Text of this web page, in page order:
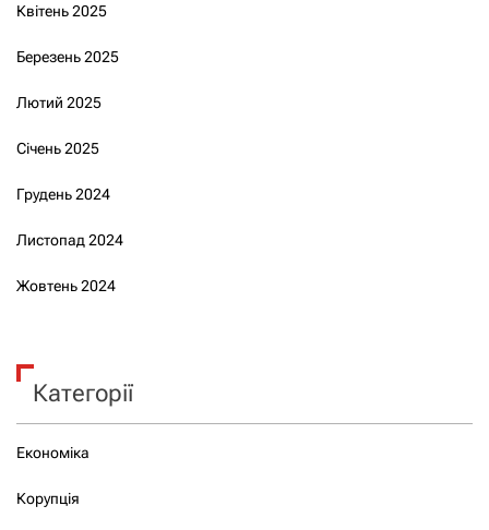
Квітень 2025
Березень 2025
Лютий 2025
Січень 2025
Грудень 2024
Листопад 2024
Жовтень 2024
Категорії
Економіка
Корупція